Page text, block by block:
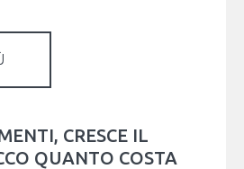
CRESCE IL
QUANTO COSTA